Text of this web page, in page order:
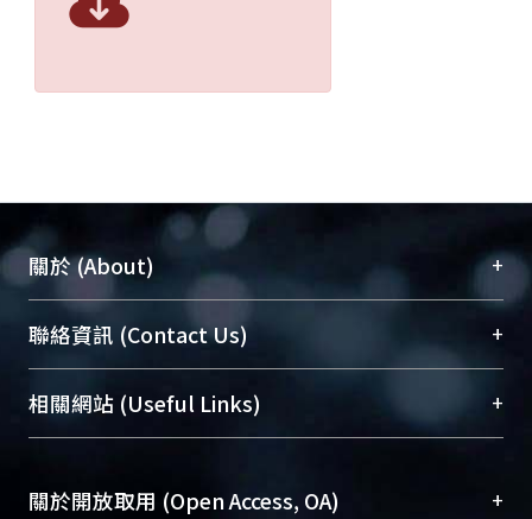
關於 (About) +
臺大位居世界頂尖大學之列，為永久珍藏及向國際
展現本校豐碩的研究成果及學術能量，圖書館整合
機構典藏（NTUR）與學術庫（AH）不同功能平
台，成為臺大學術典藏NTU scholars。期能整合研
成果。
聯絡資訊 (Contact Us) +
總館學科館員(Main Library)
醫學圖書館學科館員(Medical Library)
Sciences Library)
相關網站 (Useful Links) +
關於開放取用 (Open Access, OA) +